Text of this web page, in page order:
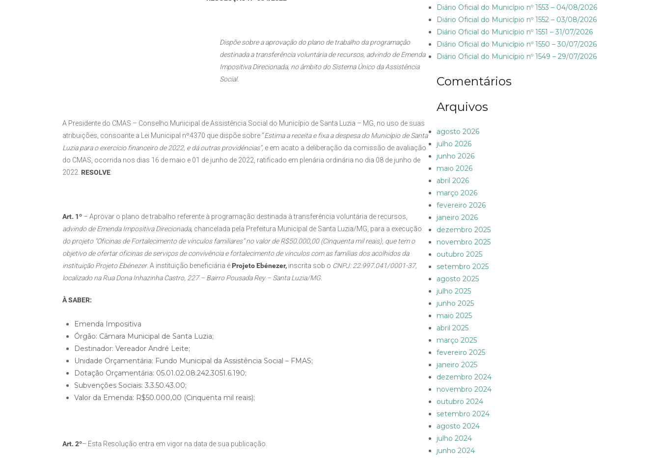
Dispõe sobre a aprovação do plano de trabalho da programação
destinada a transferência voluntária de recursos, advindo de Emenda
Impositiva Direcionada, no âmbito do Sistema Único da Assistência
Social.
A Presidente do CMAS – Conselho Municipal de Assistência Social do Município de Santa Luzia – MG, no uso de suas
atribuições, consoante a Lei Municipal nº4370 que dispõe sobre “Estima a receita e fixa a despesa do Município de Santa
Luzia para o exercício financeiro de 2022, e dá outras providências”, e em acato a deliberação da comissão de avaliação
do CMAS, ocorrida nos dias 16 de maio e 01 de junho de 2022, ratificado em plenária ordinária no dia 08 de junho de
2022. RESOLVE:
Art. 1º – Aprovar o plano de trabalho referente à programação destinada à transferência voluntária de recursos,
advindo de Emenda Impositiva Direcionada, chancelada pela Prefeitura Municipal de Santa Luzia/MG, para a execução
do projeto “Oficinas de Fortalecimento de vínculos familiares” no valor de R$50.000,00 (Cinquenta mil reais), que tem o
objetivo de ofertar oficinas de serviços de convivência e fortalecimento de vínculos com as famílias dos acolhidos da
instituição Projeto Ebénezer. A instituição beneficiária é Projeto Ebénezer, inscrita sob o CNPJ: 22.997.041/0001-37,
localizado na Rua Dona Inhazinha Castro, 227 – Bairro Pousada Rey – Santa Luzia/MG.
À SABER:
Emenda Impositiva
Órgão: Câmara Municipal de Santa Luzia;
Destinador: Vereador André Leite;
Unidade Orçamentária: Fundo Municipal da Assistência Social – FMAS;
Dotação Orçamentária: 05.01.02.08.242.3051.6.190;
Subvenções Sociais: 3.3.50.43.00;
Valor da Emenda: R$50.000,00 (Cinquenta mil reais);
Art. 2º– Esta Resolução entra em vigor na data de sua publicação.
Diário Oficial do Município nº 1553 – 04/08/2026
Diário Oficial do Município nº 1552 – 03/08/2026
Diário Oficial do Município nº 1551 – 31/07/2026
Diário Oficial do Município nº 1550 – 30/07/2026
Diário Oficial do Município nº 1549 – 29/07/2026
Comentários
Arquivos
agosto 2026
julho 2026
junho 2026
maio 2026
abril 2026
março 2026
fevereiro 2026
janeiro 2026
dezembro 2025
novembro 2025
outubro 2025
setembro 2025
agosto 2025
julho 2025
junho 2025
maio 2025
abril 2025
março 2025
fevereiro 2025
janeiro 2025
dezembro 2024
novembro 2024
outubro 2024
setembro 2024
agosto 2024
julho 2024
junho 2024